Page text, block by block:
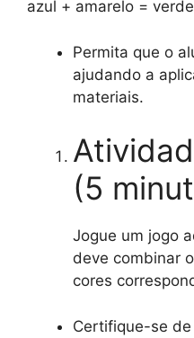
azul + amarelo =
Permita que o
ajudando a
materiais.
(5
Jogue um jogo
deve combinar
cores
Certifique-se